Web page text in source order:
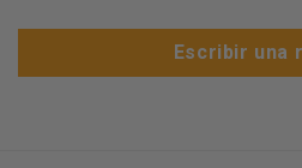
Escribir una